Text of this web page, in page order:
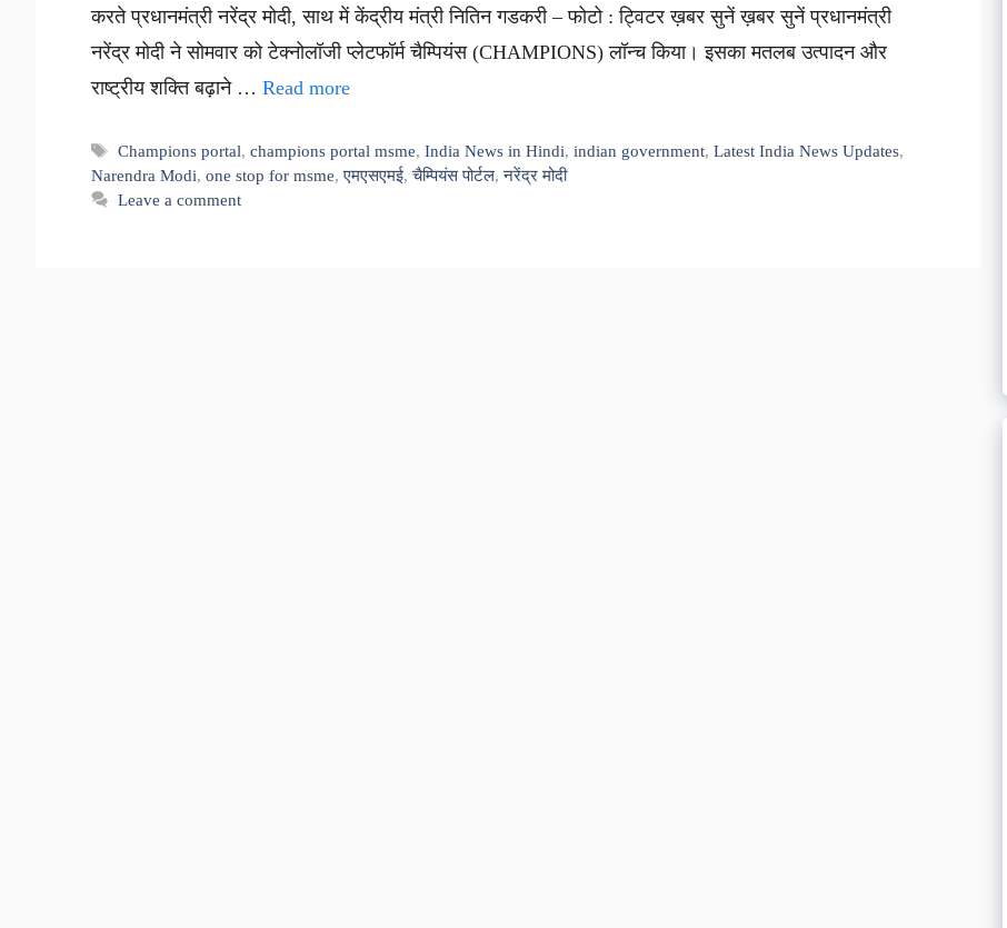
करते प्रधानमंत्री नरेंद्र मोदी, साथ में केंद्रीय मंत्री नितिन गडकरी – फोटो : ट्विटर ख़बर सुनें ख़बर सुनें प्रधानमंत्री
नरेंद्र मोदी ने सोमवार को टेक्नोलॉजी प्लेटफॉर्म चैम्पियंस (CHAMPIONS) लॉन्च किया। इसका मतलब उत्पादन और
राष्ट्रीय शक्ति बढ़ाने … Read more
Tags
Champions portal,champions portal msme,India News in Hindi,indian government,Latest India News Updates,
Narendra Modi, one stop for msme,एमएसएमई,चैम्पियंस पोर्टल,नरेंद्र मोदी
Leave a comment